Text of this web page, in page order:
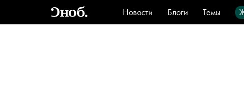
Новости Блоги Темы
Стиль
Видео